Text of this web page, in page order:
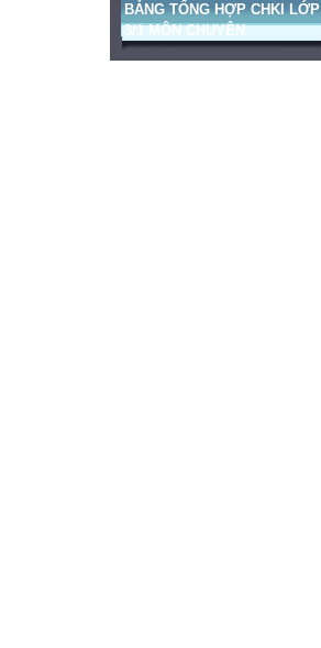
BẢNG TỔNG HỢP CHKI LỚP
3/1 MÔN CHUYÊN